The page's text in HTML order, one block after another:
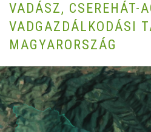
VADÁSZ, CSEREHÁT-
VADGAZDÁLKODÁSI
MAGYARORSZÁG